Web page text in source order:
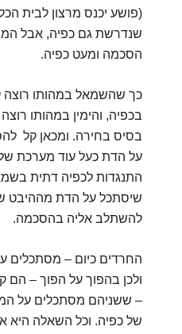
(פושע יכנס מרצון לבית
שנדרשת גם כפיה, אבל
הסכמה ומעט כפיה.
כך שהשמאל במהותו
בכפיה, והימין במהותו
בסיס בחירה. ומכאן קל
על הדת כעל עוד מערכת של
התנגדות לכפיה דתית
שיסתכל על הדת מההיבט
להשתלב אליה בהסכמה.
החרדים כיום – מסתכלים
ולכן בהפוך על הפוך – הם
– ששניהם מסתכלים על
של כפיה. וכל השאלה היא אם